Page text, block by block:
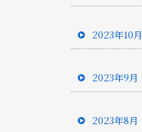
2023年10月
2023年9月
2023年8月